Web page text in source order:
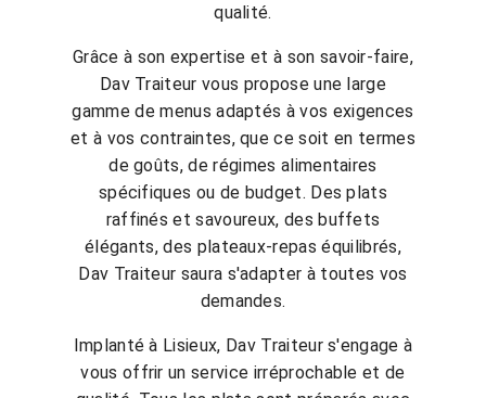
qualité.
Grâce à son expertise et à son savoir-faire,
Dav Traiteur vous propose une large
gamme de menus adaptés à vos exigences
et à vos contraintes, que ce soit en termes
de goûts, de régimes alimentaires
spécifiques ou de budget. Des plats
raffinés et savoureux, des buffets
élégants, des plateaux-repas équilibrés,
Dav Traiteur saura s'adapter à toutes vos
demandes.
Implanté à Lisieux, Dav Traiteur s'engage à
vous offrir un service irréprochable et de